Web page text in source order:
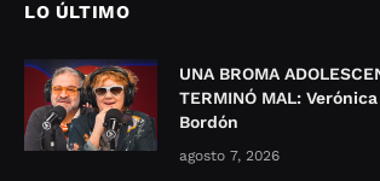
LO ÚLTIMO
UNA BROMA
TERMINÓ MAL:
Bordón
agosto 7, 2026